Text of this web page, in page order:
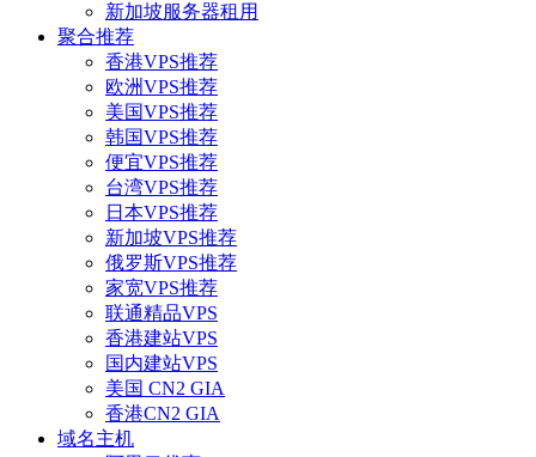
新加坡服务器租用
聚合推荐
香港VPS推荐
欧洲VPS推荐
美国VPS推荐
韩国VPS推荐
便宜VPS推荐
台湾VPS推荐
日本VPS推荐
新加坡VPS推荐
俄罗斯VPS推荐
家宽VPS推荐
联通精品VPS
香港建站VPS
国内建站VPS
美国 CN2 GIA
香港CN2 GIA
域名主机